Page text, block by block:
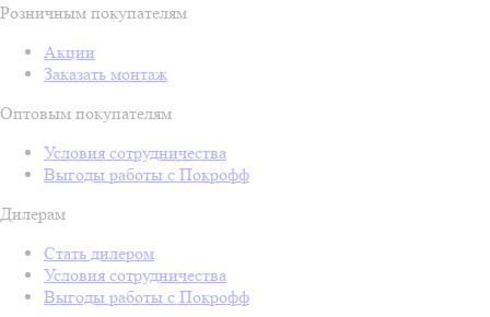
Розничным покупателям
Акции
Заказать монтаж
Оптовым покупателям
Условия сотрудничества
Выгоды работы с Покрофф
Дилерам
Стать дилером
Условия сотрудничества
Выгоды работы с Покрофф